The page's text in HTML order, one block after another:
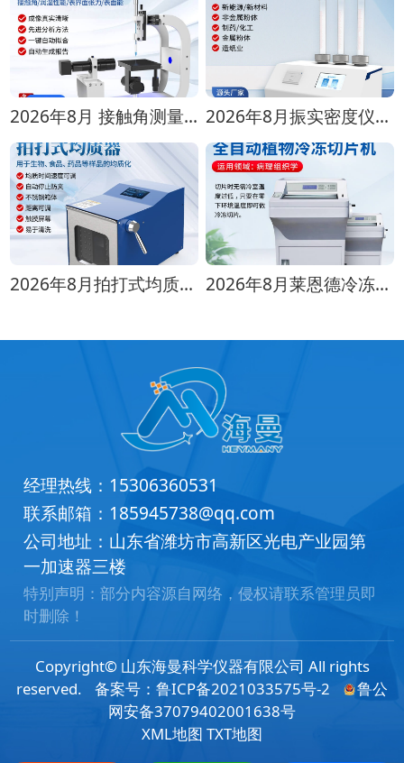
2026年8月 接触角测量仪选购指南：4款主流型号对比 2026年8月振实密度仪选购攻略（适配多行业检测场景）
2026年8月拍打式均质器选购全攻略（实验室场景适配） 2026年8月莱恩德冷冻切片机选购指南：全型号高性价比测评
经理热线： 15306360531
联系邮箱： 185945738@qq.com
公司地址：山东省潍坊市高新区光电产业园第
一加速器三楼
特别声明：部分内容源自网络，侵权请联系管理员即
时删除！
Copyright© 山东海曼科学仪器有限公司 All rights
reserved.
备案号：鲁ICP备2021033575号-2
鲁公
网安备37079402001638号
XML地图 TXT地图